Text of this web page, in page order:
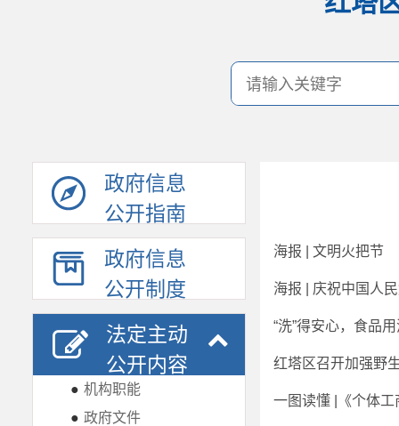
政府信息
公开指南
政府信息
公开制度
法定主动
公开内容
● 机构职能
● 政府文件
海报 | 文明火把节
海报 | 庆祝中国人
“洗”得安心，食品
红塔区召开加强野
一图读懂 |《个体